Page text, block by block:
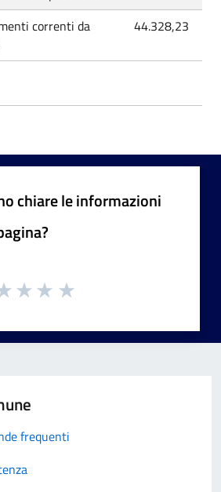
correnti da
44.328,23
chiare le informazioni
frequenti